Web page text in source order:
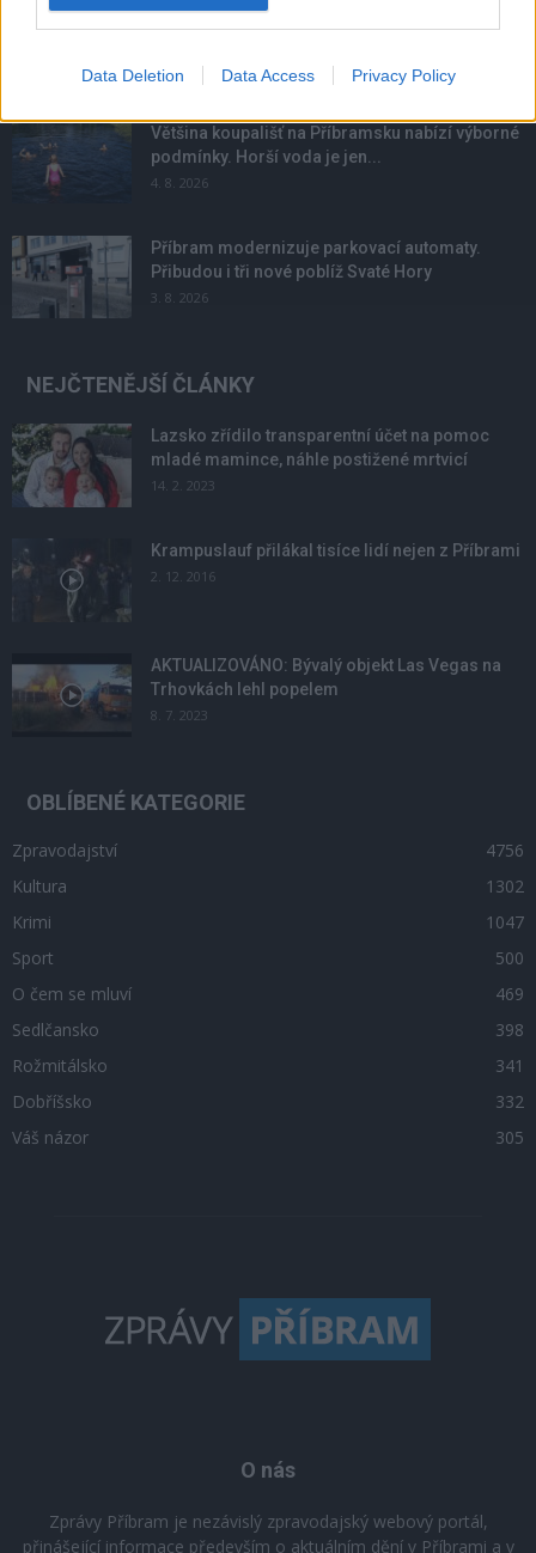
Data Deletion Data Access Privacy Policy
Obděnice vzpomínaly na filmovou legendu
Většina koupališť na Příbramsku nabízí výborné
podmínky. Horší voda je jen...
4. 8. 2026
Příbram modernizuje parkovací automaty.
Přibudou i tři nové poblíž Svaté Hory
3. 8. 2026
NEJČTENĚJŠÍ ČLÁNKY
Lazsko zřídilo transparentní účet na pomoc
mladé mamince, náhle postižené mrtvicí
14. 2. 2023
Krampuslauf přilákal tisíce lidí nejen z Příbrami
2. 12. 2016
AKTUALIZOVÁNO: Bývalý objekt Las Vegas na
Trhovkách lehl popelem
8. 7. 2023
OBLÍBENÉ KATEGORIE
Zpravodajství
4756
Kultura
1302
Krimi
1047
Sport
500
O čem se mluví
469
Sedlčansko
398
Rožmitálsko
341
Dobříšsko
332
Váš názor
305
O nás
Zprávy Příbram je nezávislý zpravodajský webový portál,
přinášející informace především o aktuálním dění v Příbrami a v